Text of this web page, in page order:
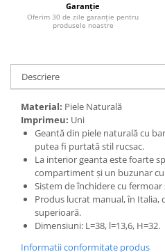
Garanție
Oferim 30 de zile garanție pentru
produsele noastre
Descriere
Material: Piele Naturală
Imprimeu: Uni
Geantă din piele naturală cu
putea fi purtată stil rucsac.
La interior geanta este foarte
compartiment și un buzunar
Sistem de închidere cu
Produs lucrat manual, în Italia,
superioară.
Dimensiuni: L=38, l=13,6, H=32.
Informatii conformitate produs